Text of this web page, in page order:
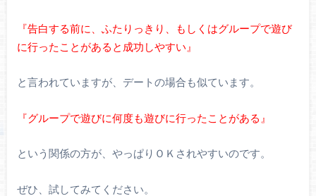
『告白する前に、ふたりっきり、もしくはグループで遊び
に行ったことがあると成功しやすい』
と言われていますが、デートの場合も似ています。
『グループで遊びに何度も遊びに行ったことがある』
という関係の方が、やっぱりＯＫされやすいのです。
ぜひ、試してみてください。